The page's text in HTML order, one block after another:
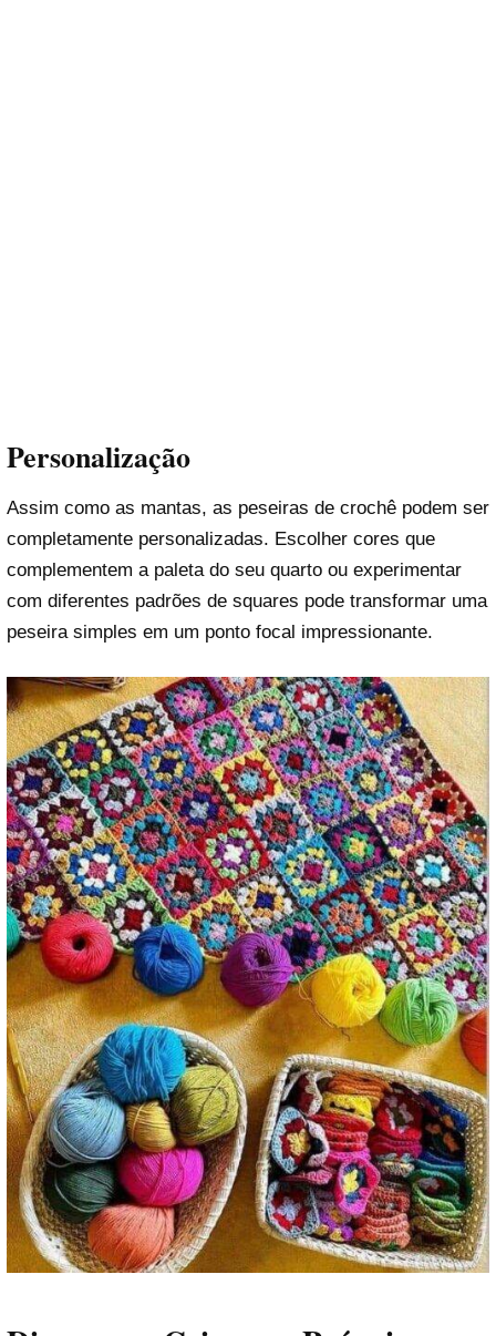
Personalização
Assim como as mantas, as peseiras de crochê podem ser
completamente personalizadas. Escolher cores que
complementem a paleta do seu quarto ou experimentar
com diferentes padrões de squares pode transformar uma
peseira simples em um ponto focal impressionante.